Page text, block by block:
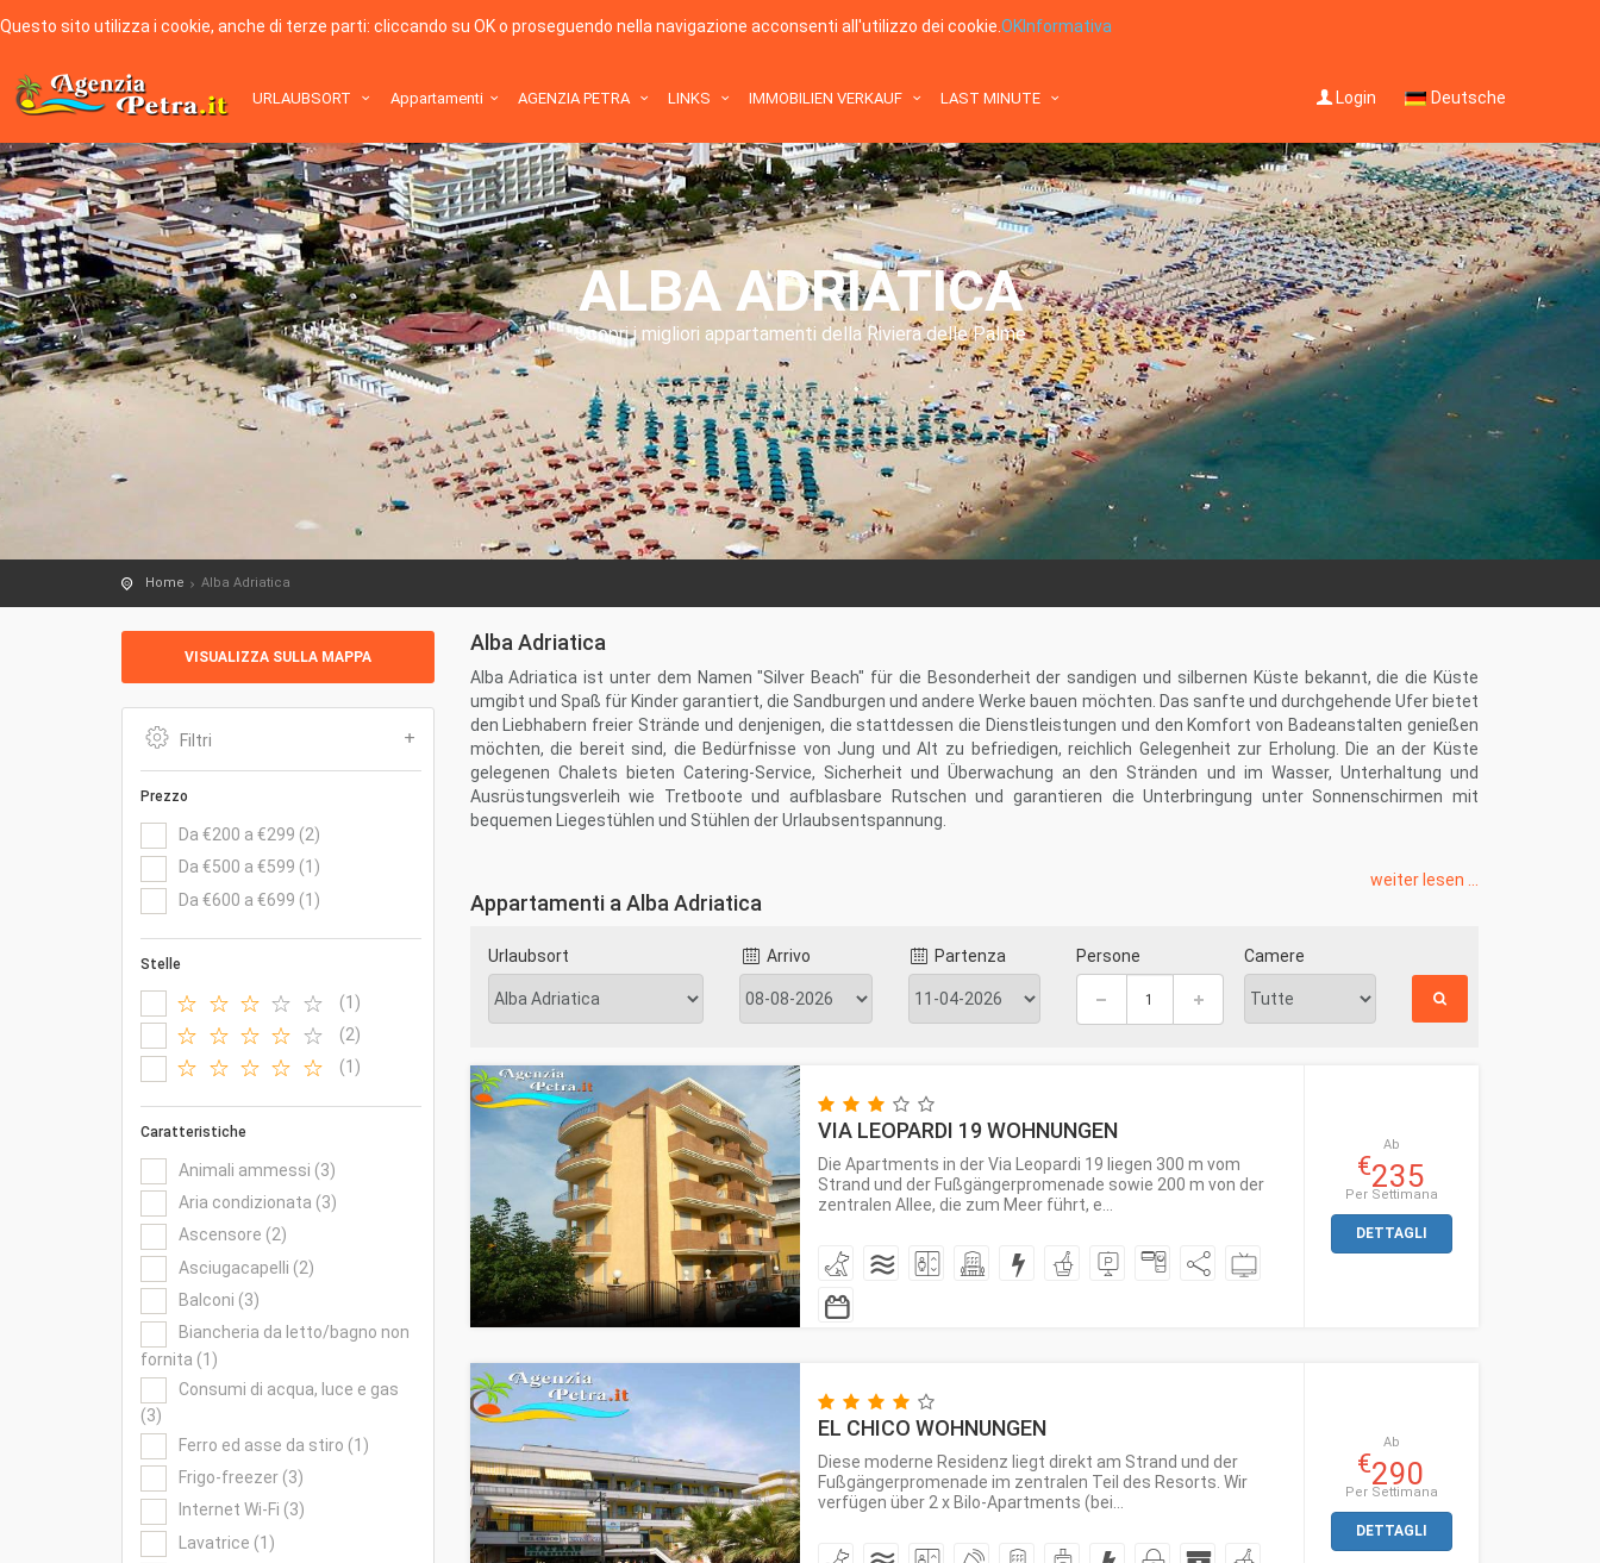
Questo sito utilizza i cookie, anche di terze parti: cliccando su OK o proseguendo nella navigazione acconsenti all'utilizzo dei cookie. OKInformativa
URLAUBSORT Appartamenti AGENZIA PETRA LINKS IMMOBILIEN VERKAUF LAST MINUTE Login Deutsche
ALBA ADRIATICA
Scopri i migliori appartamenti della Riviera delle Palme
Home Alba Adriatica
VISUALIZZA SULLA MAPPA
Filtri
Prezzo
Da €200 a €299 (2)
Da €500 a €599 (1)
Da €600 a €699 (1)
Stelle
(1)
(2)
(1)
Caratteristiche
Animali ammessi (3)
Aria condizionata (3)
Ascensore (2)
Asciugacapelli (2)
Balconi (3)
Biancheria da letto/bagno non
fornita (1)
Consumi di acqua, luce e gas
(3)
Ferro ed asse da stiro (1)
Frigo-freezer (3)
Internet Wi-Fi (3)
Lavatrice (1)
Alba Adriatica
Alba Adriatica ist unter dem Namen "Silver Beach" für die Besonderheit der sandigen und silbernen Küste bekannt, die die Küste
umgibt und Spaß für Kinder garantiert, die Sandburgen und andere Werke bauen möchten. Das sanfte und durchgehende Ufer bietet
den Liebhabern freier Strände und denjenigen, die stattdessen die Dienstleistungen und den Komfort von Badeanstalten genießen
möchten, die bereit sind, die Bedürfnisse von Jung und Alt zu befriedigen, reichlich Gelegenheit zur Erholung. Die an der Küste
gelegenen Chalets bieten Catering-Service, Sicherheit und Überwachung an den Stränden und im Wasser, Unterhaltung und
Ausrüstungsverleih wie Tretboote und aufblasbare Rutschen und garantieren die Unterbringung unter Sonnenschirmen mit
bequemen Liegestühlen und Stühlen der Urlaubsentspannung.
ausgebauten Radweg ausgestattet, der als "Grüner Adriakorridor" bezeichnet wird. Entlang der Straße (zu Fuß, mit dem Fahrrad
oder auf Schlittschuhen) können Sie immer grüne Pflanzen, Blumen und Pflanzen bewundern, auf den Bänken, an den
Essen erfrischen. Unterwegs können Sie die saisonalen Stände, Antiquitätenmärkte und Leihfahrräder und Rikschas besuchen, um
weiter lesen ...
Appartamenti a Alba Adriatica
Urlaubsort Arrivo Partenza Persone Camere
VIA LEOPARDI 19 WOHNUNGEN
Die Apartments in der Via Leopardi 19 liegen 300 m vom
Strand und der Fußgängerpromenade sowie 200 m von der
zentralen Allee, die zum Meer führt, e...
Ab
€235
Per Settimana
DETTAGLI
EL CHICO WOHNUNGEN
Diese moderne Residenz liegt direkt am Strand und der
Fußgängerpromenade im zentralen Teil des Resorts. Wir
verfügen über 2 x Bilo-Apartments (bei...
Ab
€290
Per Settimana
DETTAGLI